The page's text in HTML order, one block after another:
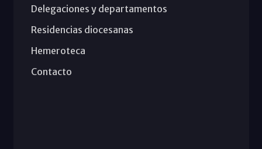
Delegaciones y departamentos
Residencias diocesanas
Hemeroteca
Contacto